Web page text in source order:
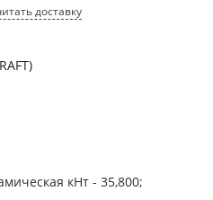
доставку
кНт - 35,800;